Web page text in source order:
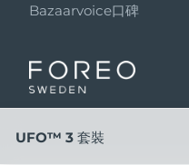
聯盟新聞
成為合作夥伴
Bazaarvoice口碑
UFO™ 3 套裝